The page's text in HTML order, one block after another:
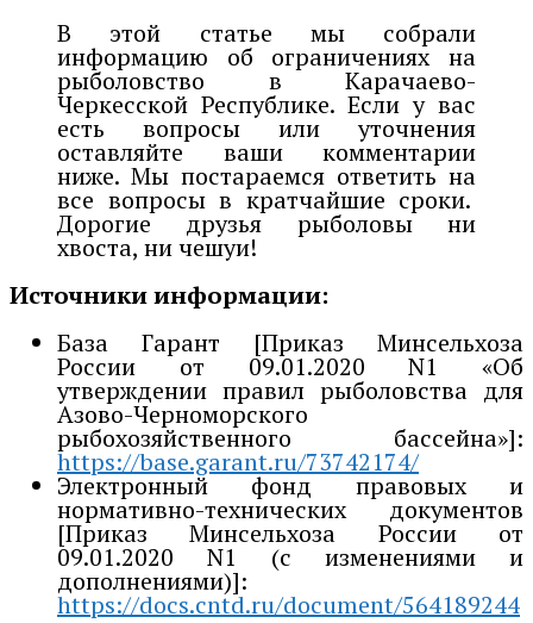
В этой статье мы собрали
информацию об ограничениях на
рыболовство в Карачаево-
Черкесской Республике. Если у вас
есть вопросы или уточнения
оставляйте ваши комментарии
ниже. Мы постараемся ответить на
все вопросы в кратчайшие сроки.
Дорогие друзья рыболовы ни
хвоста, ни чешуи!
Источники информации:
База Гарант [Приказ Минсельхоза
России от 09.01.2020 N1 «Об
утверждении правил рыболовства для
Азово-Черноморского
рыбохозяйственного бассейна»]:
https://base.garant.ru/73742174/
Электронный фонд правовых и
нормативно-технических документов
[Приказ Минсельхоза России от
09.01.2020 N1 (с изменениями и
дополнениями)]:
https://docs.cntd.ru/document/564189244